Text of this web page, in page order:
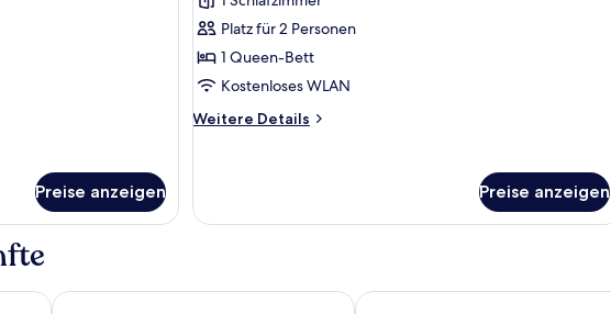
Preise anzeigen
anzeigen
Platz für 2 Personen
1 Queen-Bett
Kostenloses WLAN
Weitere Details
Weitere
Preise anzeigen
Hotel Indigo Liverpool City Centre by IHGRadisson RED Liverpool